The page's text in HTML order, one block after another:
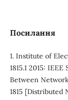
Посилання
1. Institute of
1815.1 2015:
Between
1815 [Distributed